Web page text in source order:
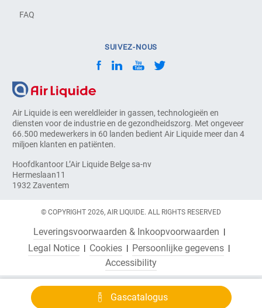
Gascatalogus
Air Liquide is een wereldleider in gassen, technologieën en
diensten voor de industrie en de gezondheidszorg. Met ongeveer
66.500 medewerkers in 60 landen bedient Air Liquide meer dan 4
miljoen klanten en patiënten.
Hoofdkantoor L’Air Liquide Belge sa-nv
Hermeslaan11
1932 Zaventem
FAQ
SUIVEZ-NOUS
© COPYRIGHT 2026, AIR LIQUIDE. ALL RIGHTS RESERVED
Leveringsvoorwaarden & Inkoopvoorwaarden
Legal Notice
Cookies
Persoonlijke gegevens
Accessibility